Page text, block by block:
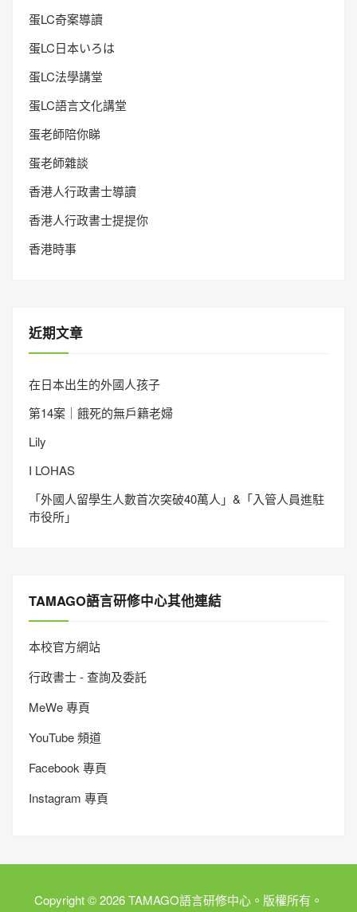
蛋LC奇案導讀
蛋LC日本いろは
蛋LC法學講堂
蛋LC語言文化講堂
蛋老師陪你睇
蛋老師雜談
香港人行政書士導讀
香港人行政書士提提你
香港時事
近期文章
在日本出生的外國人孩子
第14案｜餓死的無戶籍老婦
Lily
I LOHAS
「外國人留學生人數首次突破40萬人」&「入管人員進駐
市役所」
TAMAGO語言研修中心其他連結
本校官方網站
行政書士 - 查詢及委託
MeWe 專頁
YouTube 頻道
Facebook 專頁
Instagram 專頁
Copyright © 2026 TAMAGO語言研修中心。版權所有。